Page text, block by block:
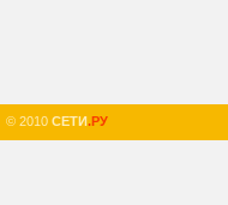
© 2010 СЕТИ.РУ